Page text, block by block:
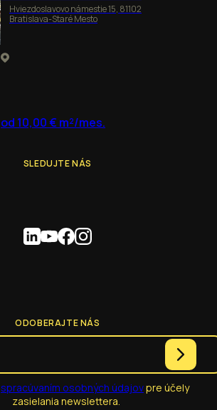
Hviezdoslavovo námestie 15, 81102
Bratislava-Staré Mesto
od 10,00 € m²/mes.
SLEDUJTE NÁS
ODOBERAJTE NÁS
spracúvaním osobných údajovpre účely
zasielania newslettera.